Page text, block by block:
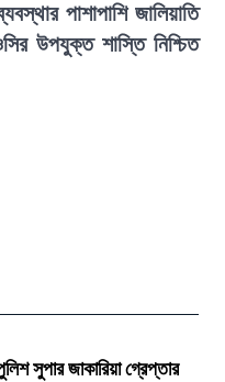
পাশাপাশি জালিয়াতি
উপযুক্ত শাস্তি নিশ্চিত
সুপার জাকারিয়া গ্রেপ্তার